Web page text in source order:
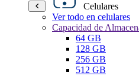
Celulares
Ver todo en celulares
Capacidad de
64 GB
128 GB
256 GB
512 GB